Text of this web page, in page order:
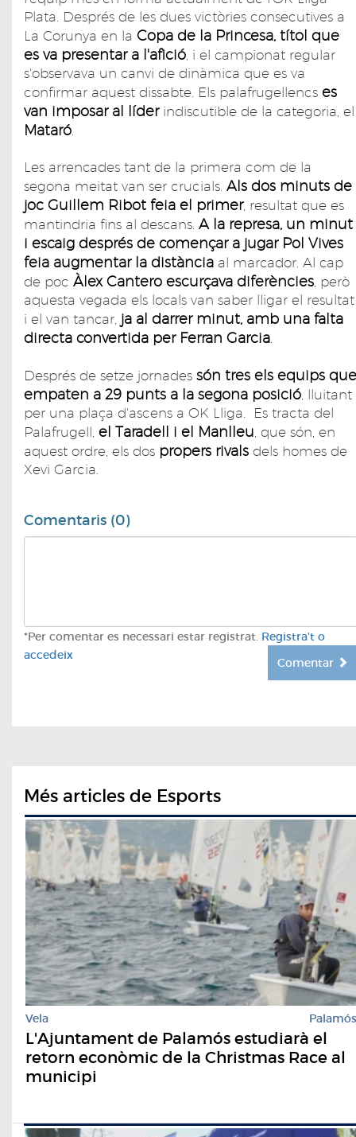
Plata. Després de les dues victòries consecutives a
La Corunya en la Copa de la Princesa, títol que
es va presentar a l'afició, i el campionat regular
s'observava un canvi de dinàmica que es va
confirmar aquest dissabte. Els palafrugellencs es
van imposar al líderindiscutible de la categoria, el
Mataró.
Les arrencades tant de la primera com de la
segona meitat van ser crucials. Als dos minuts de
joc Guillem Ribot feia el primer, resultat que es
mantindria fins al descans. A la represa, un minut
i escaig després de començar a jugar Pol Vives
feia augmentar la distància al marcador. Al cap
de poc Àlex Cantero escurçava diferències, però
aquesta vegada els locals van saber lligar el resultat
i el van tancar, ja al darrer minut, amb una falta
directa convertida per Ferran Garcia.
Després de setze jornades són tres els equips que
empaten a 29 punts a la segona posició, lluitant
per una plaça d'ascens a OK Lliga. Es tracta del
Palafrugell, el Taradell i el Manlleu, que són, en
aquest ordre, els dos propers rivals dels homes de
Xevi Garcia.
Comentaris (0)
*Per comentar es necessari estar registrat. Registra't o
accedeix
Comentar
Més articles de Esports
Vela Palamós
L'Ajuntament de Palamós estudiarà el
retorn econòmic de la Christmas Race al
municipi